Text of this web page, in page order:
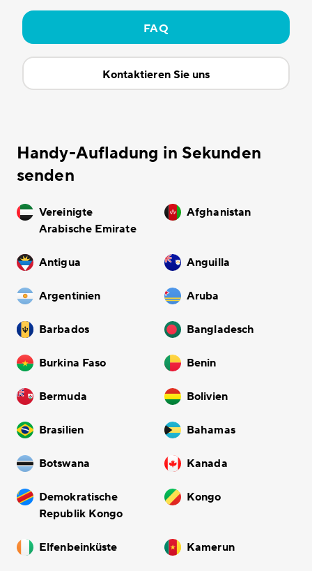
FAQ
Kontaktieren Sie uns
Handy-Aufladung in Sekunden
senden
Vereinigte
Arabische Emirate
Afghanistan
Antigua Anguilla
Argentinien Aruba
Barbados Bangladesch
Burkina Faso Benin
Bermuda Bolivien
Brasilien Bahamas
Botswana Kanada
Demokratische
Republik Kongo
Kongo
Elfenbeinküste Kamerun